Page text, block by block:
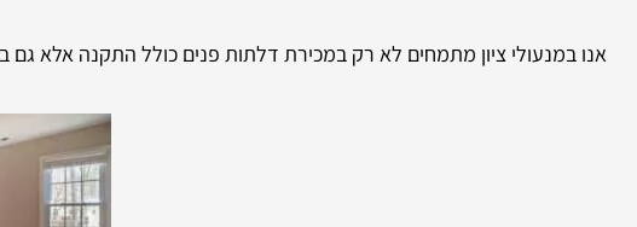
אנו במנעולי ציון מתמחים לא רק במכירת דלתות פנים כולל התקנה אלא גם ב